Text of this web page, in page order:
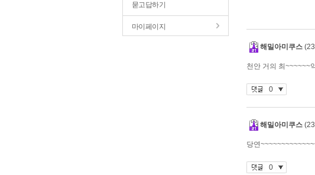
묻고답하기
마이페이지